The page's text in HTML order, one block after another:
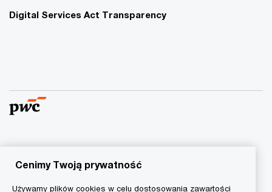
Digital Services Act Transparency
© 2015 - 2026 PwC. Wszelkie prawa zastrzeżone. Nazwa
PwC odnosi się do firm wchodzących w skład sieci PwC, z
informacji na stroniewww.pwc.com/structure.
Cenimy Twoją prywatność
Używamy plików cookies w celu dostosowania zawartości